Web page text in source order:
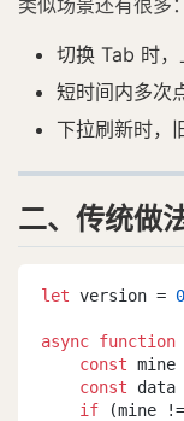
切换 Tab 时
短时间内多次
下拉刷新时，
二、传统做
let version = 0
async function
const
const data
if (mine